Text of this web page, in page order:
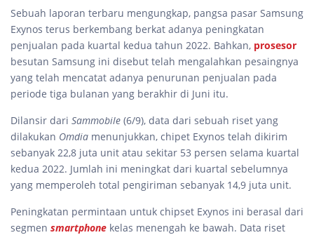
Sebuah laporan terbaru mengungkap, pangsa pasar Samsung
Exynos terus berkembang berkat adanya peningkatan
penjualan pada kuartal kedua tahun 2022. Bahkan, prosesor
besutan Samsung ini disebut telah mengalahkan pesaingnya
yang telah mencatat adanya penurunan penjualan pada
periode tiga bulanan yang berakhir di Juni itu.
Dilansir dari Sammobile (6/9), data dari sebuah riset yang
dilakukan Omdia menunjukkan, chipet Exynos telah dikirim
sebanyak 22,8 juta unit atau sekitar 53 persen selama kuartal
kedua 2022. Jumlah ini meningkat dari kuartal sebelumnya
yang memperoleh total pengiriman sebanyak 14,9 juta unit.
Peningkatan permintaan untuk chipset Exynos ini berasal dari
segmen smartphone kelas menengah ke bawah. Data riset